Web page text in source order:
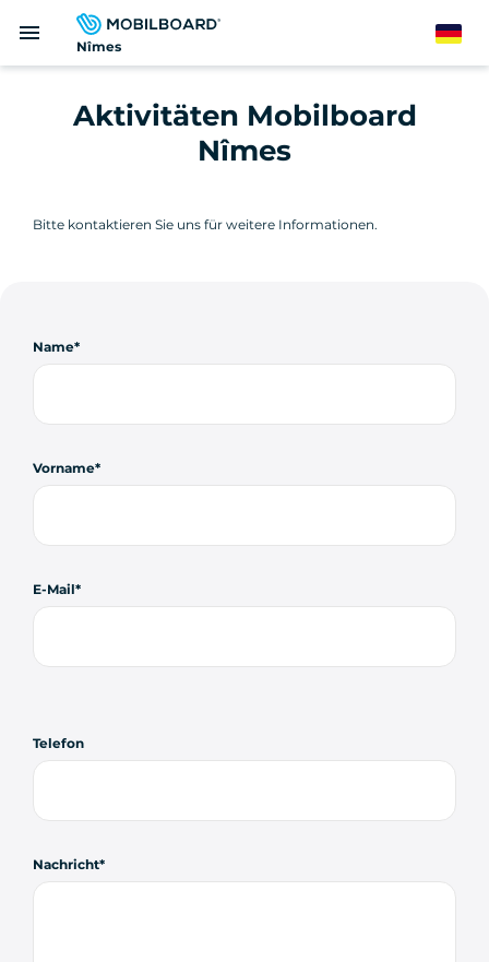
zum
Nîmes
menu German
Aktivitäten Mobilboard
Nîmes
Bitte kontaktieren Sie uns für weitere Informationen.
Name
Vorname
E-Mail
Telefon
Nachricht